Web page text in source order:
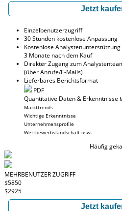
Jetzt
Einzelbenutzerzugriff
30 Stunden kostenlose Anpassung
Kostenlose Analystenunterstützung
3 Monate nach dem Kauf
Direkter Zugang zum
(über Anrufe/E-Mails)
Lieferbares Berichtsformat
PDF
Quantitative Daten & Erkenntnisse
Markttrends
Wichtige Erkenntnisse
Unternehmensprofile
Wettbewerbslandschaft usw.
Häufig
MEHRBENUTZER ZUGRIFF
$5850
$2925
Jetzt